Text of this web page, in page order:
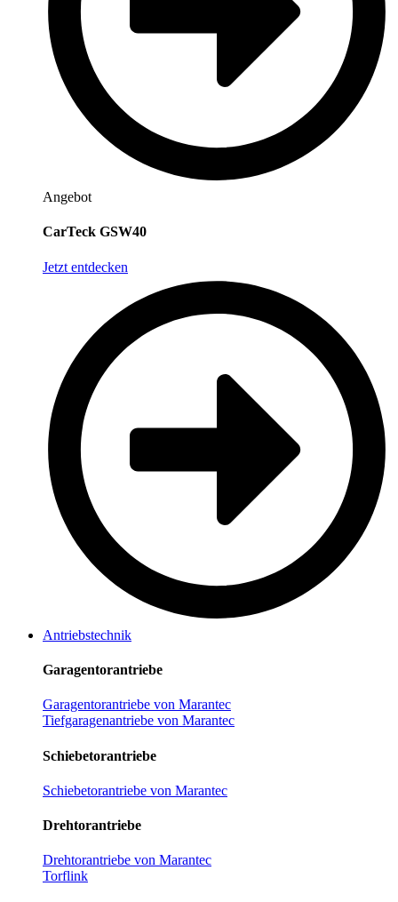
Angebot
CarTeck GSW40
Jetzt entdecken
Antriebstechnik
Garagentorantriebe
Garagentorantriebe von Marantec
Tiefgaragenantriebe von Marantec
Schiebetorantriebe
Schiebetorantriebe von Marantec
Drehtorantriebe
Drehtorantriebe von Marantec
Torflink